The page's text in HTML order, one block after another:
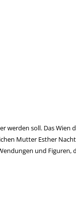
werden soll. Das Wien
Mutter Esther
und Figuren,